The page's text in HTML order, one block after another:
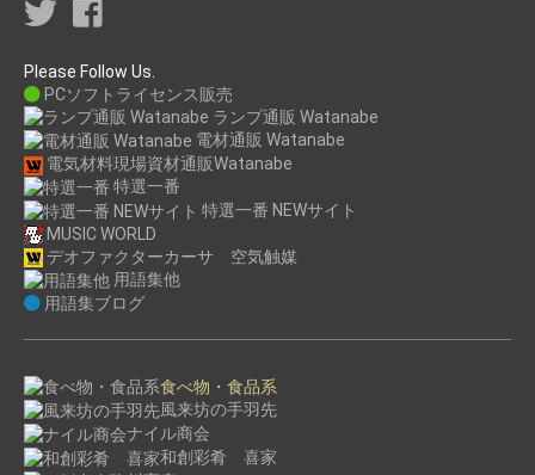
Please Follow Us.
PCソフトライセンス販売
ランプ通販 Watanabe
電材通販 Watanabe
電気材料現場資材通販Watanabe
特選一番
特選一番 NEWサイト
MUSIC WORLD
デオファクターカーサ 空気触媒
用語集他
用語集ブログ
食べ物・食品系
風来坊の手羽先
ナイル商会
和創彩肴 喜家